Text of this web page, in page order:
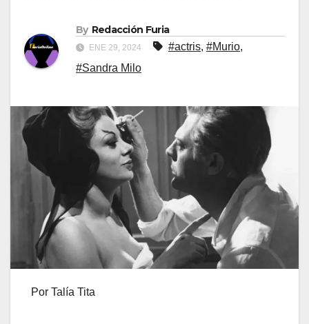
By Redacción Furia
ENE 29, 2024 #actris, #Murio,
#Sandra Milo
Por Talía Tita